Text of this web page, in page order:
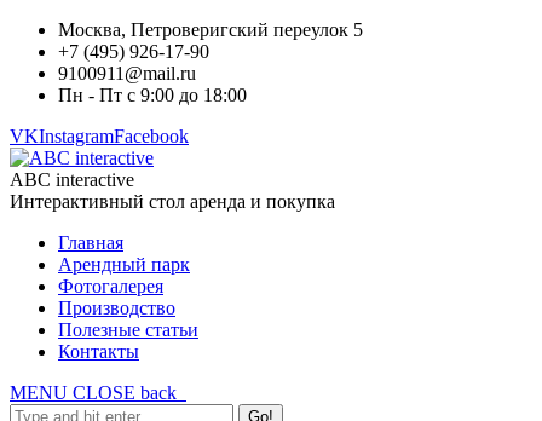
Москва, Петроверигский переулок 5
+7 (495) 926-17-90
9100911@mail.ru
Пн - Пт с 9:00 до 18:00
VKInstagramFacebook
ABC interactive
Интерактивный стол аренда и покупка
Главная
Арендный парк
Фотогалерея
Производство
Полезные статьи
Контакты
MENU CLOSE back